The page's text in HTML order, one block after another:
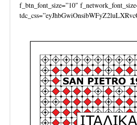
f_btn_font_size=”10″